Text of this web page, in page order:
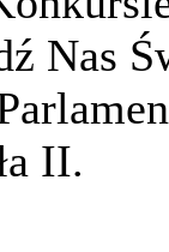
Nas
II.